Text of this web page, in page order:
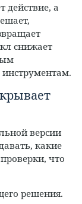
действие, а
снижает
инструментам.
версии
какие
что
решения.